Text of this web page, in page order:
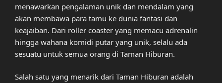
menawarkan pengalaman unik dan mendalam yang
akan membawa para tamu ke dunia fantasi dan
keajaiban. Dari roller coaster yang memacu adrenalin
hingga wahana komidi putar yang unik, selalu ada
sesuatu untuk semua orang di Taman Hiburan.
Salah satu yang menarik dari Taman Hiburan adalah